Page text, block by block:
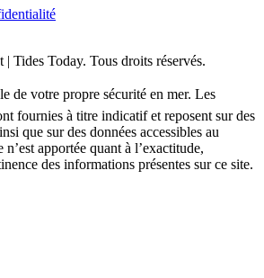
Tides Today. Tous droits réservés.
de votre propre sécurité en mer. Les
fournies à titre indicatif et reposent sur des
que sur des données accessibles au
apportée quant à l’exactitude,
des informations présentes sur ce site.